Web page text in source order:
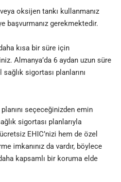
oksijen tankı kullanmanız
başvurmanız gerekmektedir.
kısa bir süre için
Almanya’da 6 aydan uzun süre
sağlık sigortası planlarını
seçeceğinizden emin
sigortası planlarıyla
EHIC’nizi hem de özel
imkanınız da vardır, böylece
kapsamlı bir koruma elde